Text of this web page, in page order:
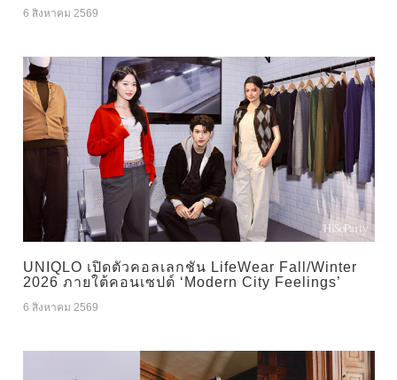
6 สิงหาคม 2569
UNIQLO เปิดตัวคอลเลกชัน LifeWear Fall/Winter
2026 ภายใต้คอนเซปต์ ‘Modern City Feelings’
6 สิงหาคม 2569